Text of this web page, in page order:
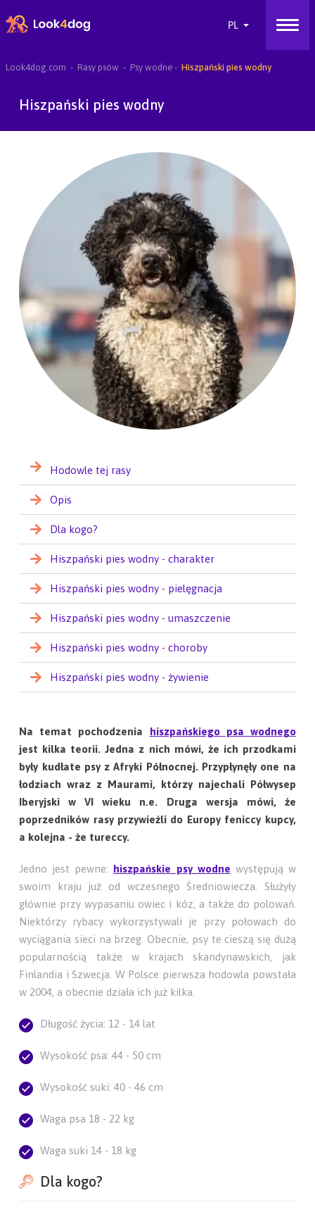
Look4dog.com Rasy psów Psy wodne Hiszpański pies wodny
Hiszpański pies wodny
Hodowle tej rasy
Opis
Dla kogo?
Hiszpański pies wodny - charakter
Hiszpański pies wodny - pielęgnacja
Hiszpański pies wodny - umaszczenie
Hiszpański pies wodny - choroby
Hiszpański pies wodny - żywienie
Na temat pochodzenia hiszpańskiego psa wodnego
jest kilka teorii. Jedna z nich mówi, że ich przodkami
były kudłate psy z Afryki Północnej. Przypłynęły one na
łodziach wraz z Maurami, którzy najechali Półwysep
Iberyjski w VI wieku n.e. Druga wersja mówi, że
poprzedników rasy przywieźli do Europy feniccy kupcy,
a kolejna - że tureccy.
Jedno jest pewne: hiszpańskie psy wodne występują w
swoim kraju już od wczesnego Średniowiecza. Służyły
głównie przy wypasaniu owiec i kóz, a także do polowań.
Niektórzy rybacy wykorzystywali je przy połowach do
wyciągania sieci na brzeg. Obecnie, psy te cieszą się dużą
popularnością także w krajach skandynawskich, jak
Finlandia i Szwecja. W Polsce pierwsza hodowla powstała
w 2004, a obecnie działa ich już kilka.
Długość życia: 12 - 14 lat
Wysokość psa: 44 - 50 cm
Wysokość suki: 40 - 46 cm
Waga psa 18 - 22 kg
Waga suki 14 - 18 kg
Dla kogo?